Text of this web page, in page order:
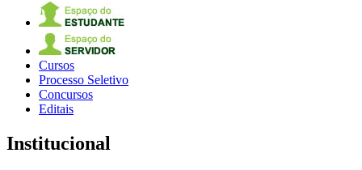
Cursos
Processo Seletivo
Concursos
Editais
Institucional